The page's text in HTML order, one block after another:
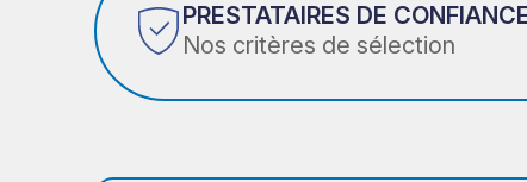
PRESTATAIRES DE
Nos critères de sélection